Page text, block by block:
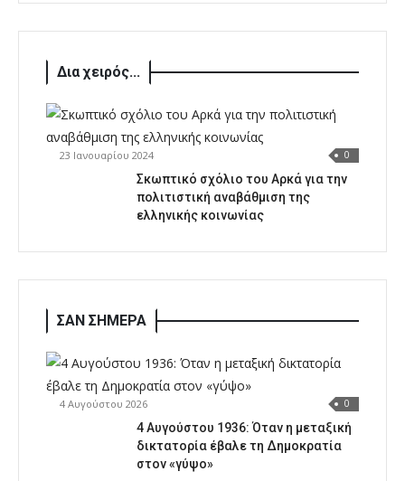
Δια χειρός...
23 Ιανουαρίου 2024 0
Σκωπτικό σχόλιο του Αρκά για την
πολιτιστική αναβάθμιση της
ελληνικής κοινωνίας
ΣΑΝ ΣΗΜΕΡΑ
4 Αυγούστου 2026 0
4 Αυγούστου 1936: Όταν η μεταξική
δικτατορία έβαλε τη Δημοκρατία
στον «γύψο»